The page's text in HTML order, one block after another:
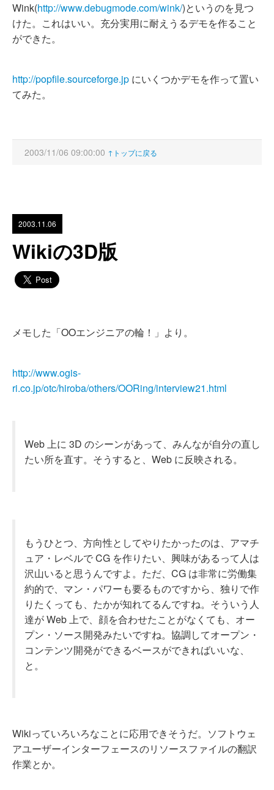
Wink(http://www.debugmode.com/wink/)というのを見つ
けた。これはいい。充分実用に耐えうるデモを作ること
ができた。
http://popfile.sourceforge.jp にいくつかデモを作って置い
てみた。
2003/11/06 09:00:00 ↑トップに戻る
2003.11.06
Wikiの3D版
メモした「OOエンジニアの輪！」より。
http://www.ogis-
ri.co.jp/otc/hiroba/others/OORing/interview21.html
Web 上に 3D のシーンがあって、みんなが自分の直し
たい所を直す。そうすると、Web に反映される。
もうひとつ、方向性としてやりたかったのは、アマチ
ュア・レベルで CG を作りたい、興味があるって人は
沢山いると思うんですよ。ただ、CG は非常に労働集
約的で、マン・パワーも要るものですから、独りで作
りたくっても、たかが知れてるんですね。そういう人
達が Web 上で、顔を合わせたことがなくても、オー
プン・ソース開発みたいですね。協調してオープン・
コンテンツ開発ができるベースができればいいな、
と。
Wikiっていろいろなことに応用できそうだ。ソフトウェ
アユーザーインターフェースのリソースファイルの翻訳
作業とか。